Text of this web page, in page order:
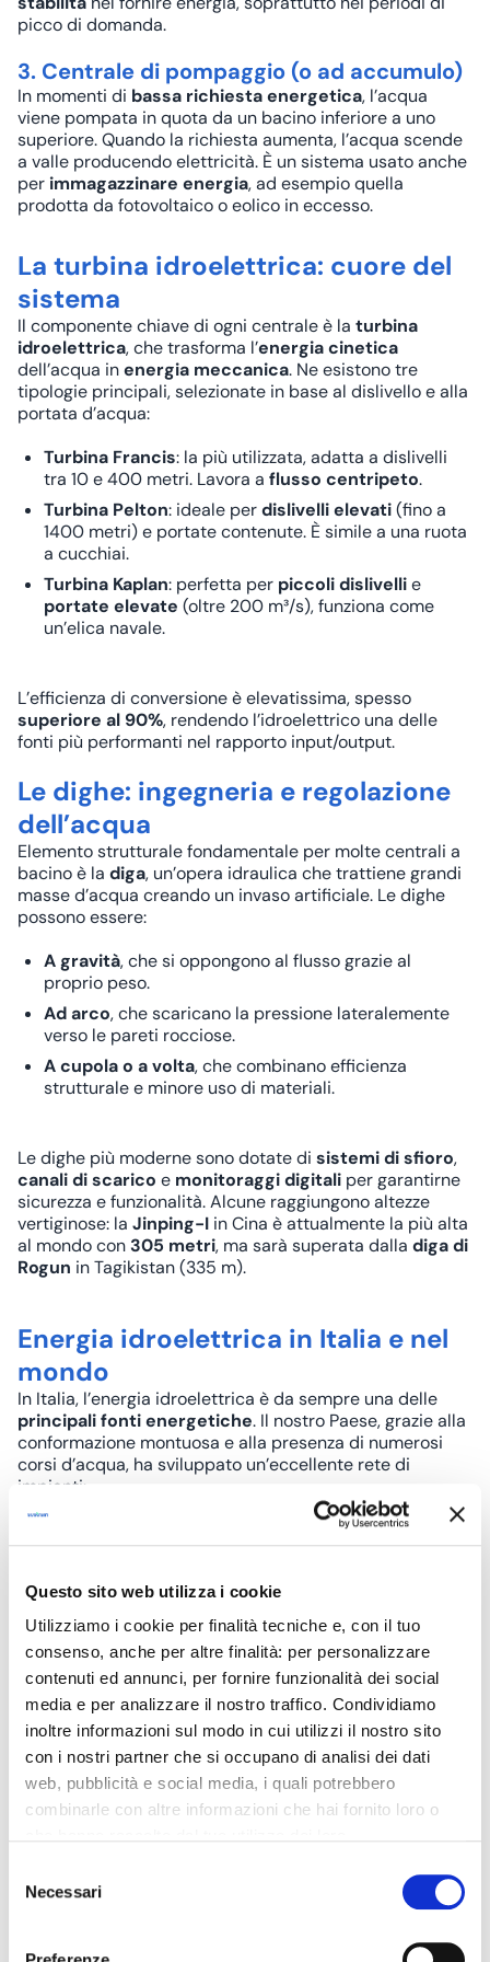
Questo sito web utilizza i cookie
Utilizziamo i cookie per finalità tecniche e, con il tuo
consenso, anche per altre finalità: per personalizzare
contenuti ed annunci, per fornire funzionalità dei social
media e per analizzare il nostro traffico. Condividiamo
inoltre informazioni sul modo in cui utilizzi il nostro sito
con i nostri partner che si occupano di analisi dei dati
web, pubblicità e social media, i quali potrebbero
combinarle con altre informazioni che hai fornito loro o
destra, potrai proseguire la navigazione del sito web in
delNecessari
picco di domanda.
3. Centrale di pompaggio (o ad accumulo)
In momenti di bassa richiesta energetica, l’acqua
viene pompata in quota da un bacino inferiore a uno
superiore. Quando la richiesta aumenta, l’acqua scende
a valle producendo elettricità. È un sistema usato anche
per immagazzinare energia, ad esempio quella
prodotta da fotovoltaico o eolico in eccesso.
La turbina idroelettrica: cuore del
sistema
Il componente chiave di ogni centrale è la turbina
idroelettrica, che trasforma l’energia cinetica
dell’acqua inenergia meccanica. Ne esistono tre
tipologie principali, selezionate in base al dislivello e alla
portata d’acqua:
Turbina Francis: la più utilizzata, adatta a dislivelli
tra 10 e 400 metri. Lavora a flusso centripeto.
Turbina Pelton: ideale perdislivelli elevati(fino a
1400 metri) e portate contenute. È simile a una ruota
a cucchiai.
Turbina Kaplan: perfetta per piccoli dislivellie
portate elevate (oltre 200 m³/s), funziona come
un’elica navale.
L’efficienza di conversione è elevatissima, spesso
superiore al 90%, rendendo l’idroelettrico una delle
fonti più performanti nel rapporto input/output.
Le dighe: ingegneria e regolazione
dell’acqua
Elemento strutturale fondamentale per molte centrali a
bacino è la diga, un’opera idraulica che trattiene grandi
masse d’acqua creando un invaso artificiale. Le dighe
possono essere:
A gravità, che si oppongono al flusso grazie al
proprio peso.
Ad arco, che scaricano la pressione lateralemente
verso le pareti rocciose.
A cupola o a volta, che combinano efficienza
strutturale e minore uso di materiali.
Le dighe più moderne sono dotate di sistemi di sfioro,
canali di scarico e monitoraggi digitali per garantirne
sicurezza e funzionalità. Alcune raggiungono altezze
vertiginose: la Jinping-I in Cina è attualmente la più alta
al mondo con 305 metri, ma sarà superata dalla diga di
Rogun in Tagikistan (335 m).
Energia idroelettrica in Italia e nel
mondo
In Italia, l’energia idroelettrica è da sempre una delle
principali fonti energetiche. Il nostro Paese, grazie alla
conformazione montuosa e alla presenza di numerosi
corsi d’acqua, ha sviluppato un’eccellente rete di
impianti:
Oltre 4.800 centrali idroelettriche attive, di cui la
maggior parte concentrate inLombardia, Piemonte,
Circa il 40% della produzione rinnovabile
del totale elettrico nazionaleproviene da fonti
idroelettriche.
Secondo Terna, la potenza installataè compresa tra
35.000 e 50.000 GWh/anno, con oltre15.000
addettinel settore.
A livello globale:
InNorvegia
fanno largo